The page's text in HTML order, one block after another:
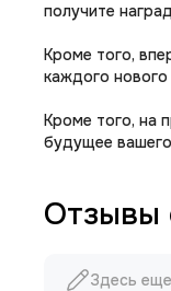
получите
Кроме того,
каждого нового
Кроме того, на
будущее
Отзывы
Здесь